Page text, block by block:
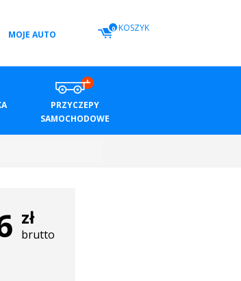
MOJE AUTO
0 KOSZYK
PRZYCZEPY
SAMOCHODOWE
zł
brutto